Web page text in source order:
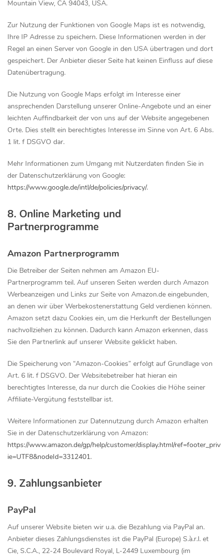
Mountain View, CA 94043, USA.
Zur Nutzung der Funktionen von Google Maps ist es notwendig,
Ihre IP Adresse zu speichern. Diese Informationen werden in der
Regel an einen Server von Google in den USA übertragen und dort
gespeichert. Der Anbieter dieser Seite hat keinen Einfluss auf diese
Datenübertragung.
Die Nutzung von Google Maps erfolgt im Interesse einer
ansprechenden Darstellung unserer Online-Angebote und an einer
leichten Auffindbarkeit der von uns auf der Website angegebenen
Orte. Dies stellt ein berechtigtes Interesse im Sinne von Art. 6 Abs.
1 lit. f DSGVO dar.
Mehr Informationen zum Umgang mit Nutzerdaten finden Sie in
der Datenschutzerklärung von Google:
https://www.google.de/intl/de/policies/privacy/.
8. Online Marketing und
Partnerprogramme
Amazon Partnerprogramm
Die Betreiber der Seiten nehmen am Amazon EU-
Partnerprogramm teil. Auf unseren Seiten werden durch Amazon
Werbeanzeigen und Links zur Seite von Amazon.de eingebunden,
an denen wir über Werbekostenerstattung Geld verdienen können.
Amazon setzt dazu Cookies ein, um die Herkunft der Bestellungen
nachvollziehen zu können. Dadurch kann Amazon erkennen, dass
Sie den Partnerlink auf unserer Website geklickt haben.
Die Speicherung von “Amazon-Cookies” erfolgt auf Grundlage von
Art. 6 lit. f DSGVO. Der Websitebetreiber hat hieran ein
berechtigtes Interesse, da nur durch die Cookies die Höhe seiner
Affiliate-Vergütung feststellbar ist.
Weitere Informationen zur Datennutzung durch Amazon erhalten
Sie in der Datenschutzerklärung von Amazon:
https://www.amazon.de/gp/help/customer/display.html/
ie=UTF8&nodeId=3312401.
9. Zahlungsanbieter
PayPal
Auf unserer Website bieten wir u.a. die Bezahlung via PayPal an.
Anbieter dieses Zahlungsdienstes ist die PayPal (Europe) S.à.r.l. et
Cie, S.C.A., 22-24 Boulevard Royal, L-2449 Luxembourg (im